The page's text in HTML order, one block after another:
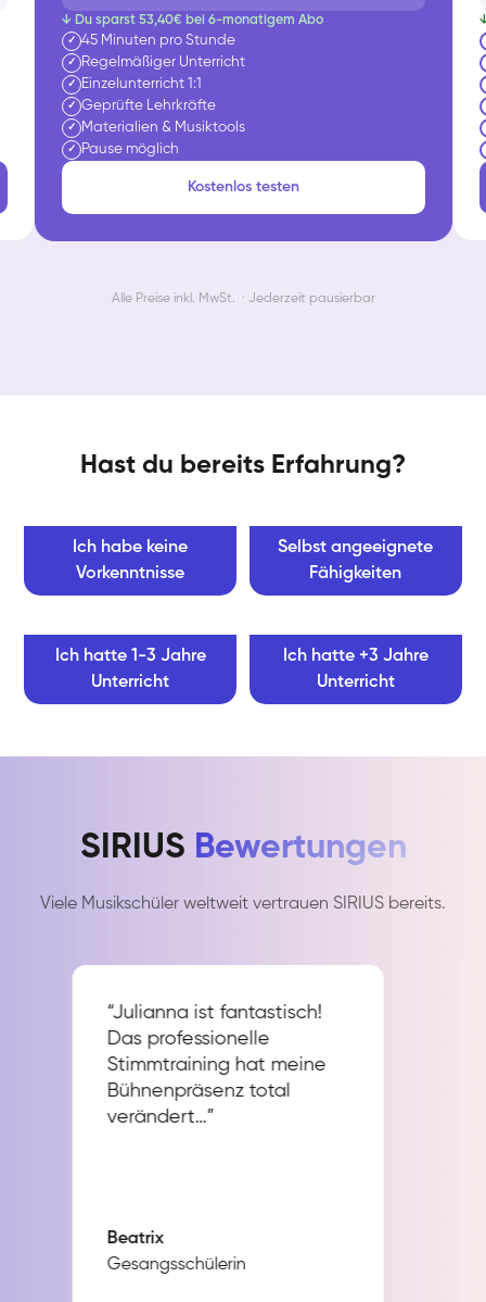
↓ Du sparst 53,40€ bei 6-monatigem Abo
✓ 45 Minuten pro Stunde
✓ Regelmäßiger Unterricht
✓ Einzelunterricht 1:1
✓ Geprüfte Lehrkräfte
✓ Materialien & Musiktools
✓ Pause möglich
Kostenlos testen
Alle Preise inkl. MwSt. · Jederzeit pausierbar
Hast du bereits Erfahrung?
Ich habe keine
Vorkenntnisse
Selbst angeeignete
Fähigkeiten
Ich hatte 1-3 Jahre
Unterricht
Ich hatte +3 Jahre
Unterricht
SIRIUS Bewertungen
Viele Musikschüler weltweit vertrauen SIRIUS bereits.
“Julianna ist fantastisch!
Das professionelle
Stimmtraining hat meine
Bühnenpräsenz total
verändert…”
Beatrix
Gesangsschülerin